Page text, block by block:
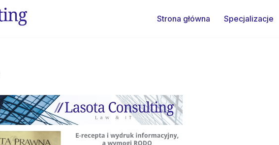
Strona główna Specjalizacje